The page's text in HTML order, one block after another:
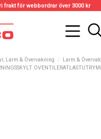
frakt för webbordrar över 3000 kr
Larm & Övervakning
Larm &